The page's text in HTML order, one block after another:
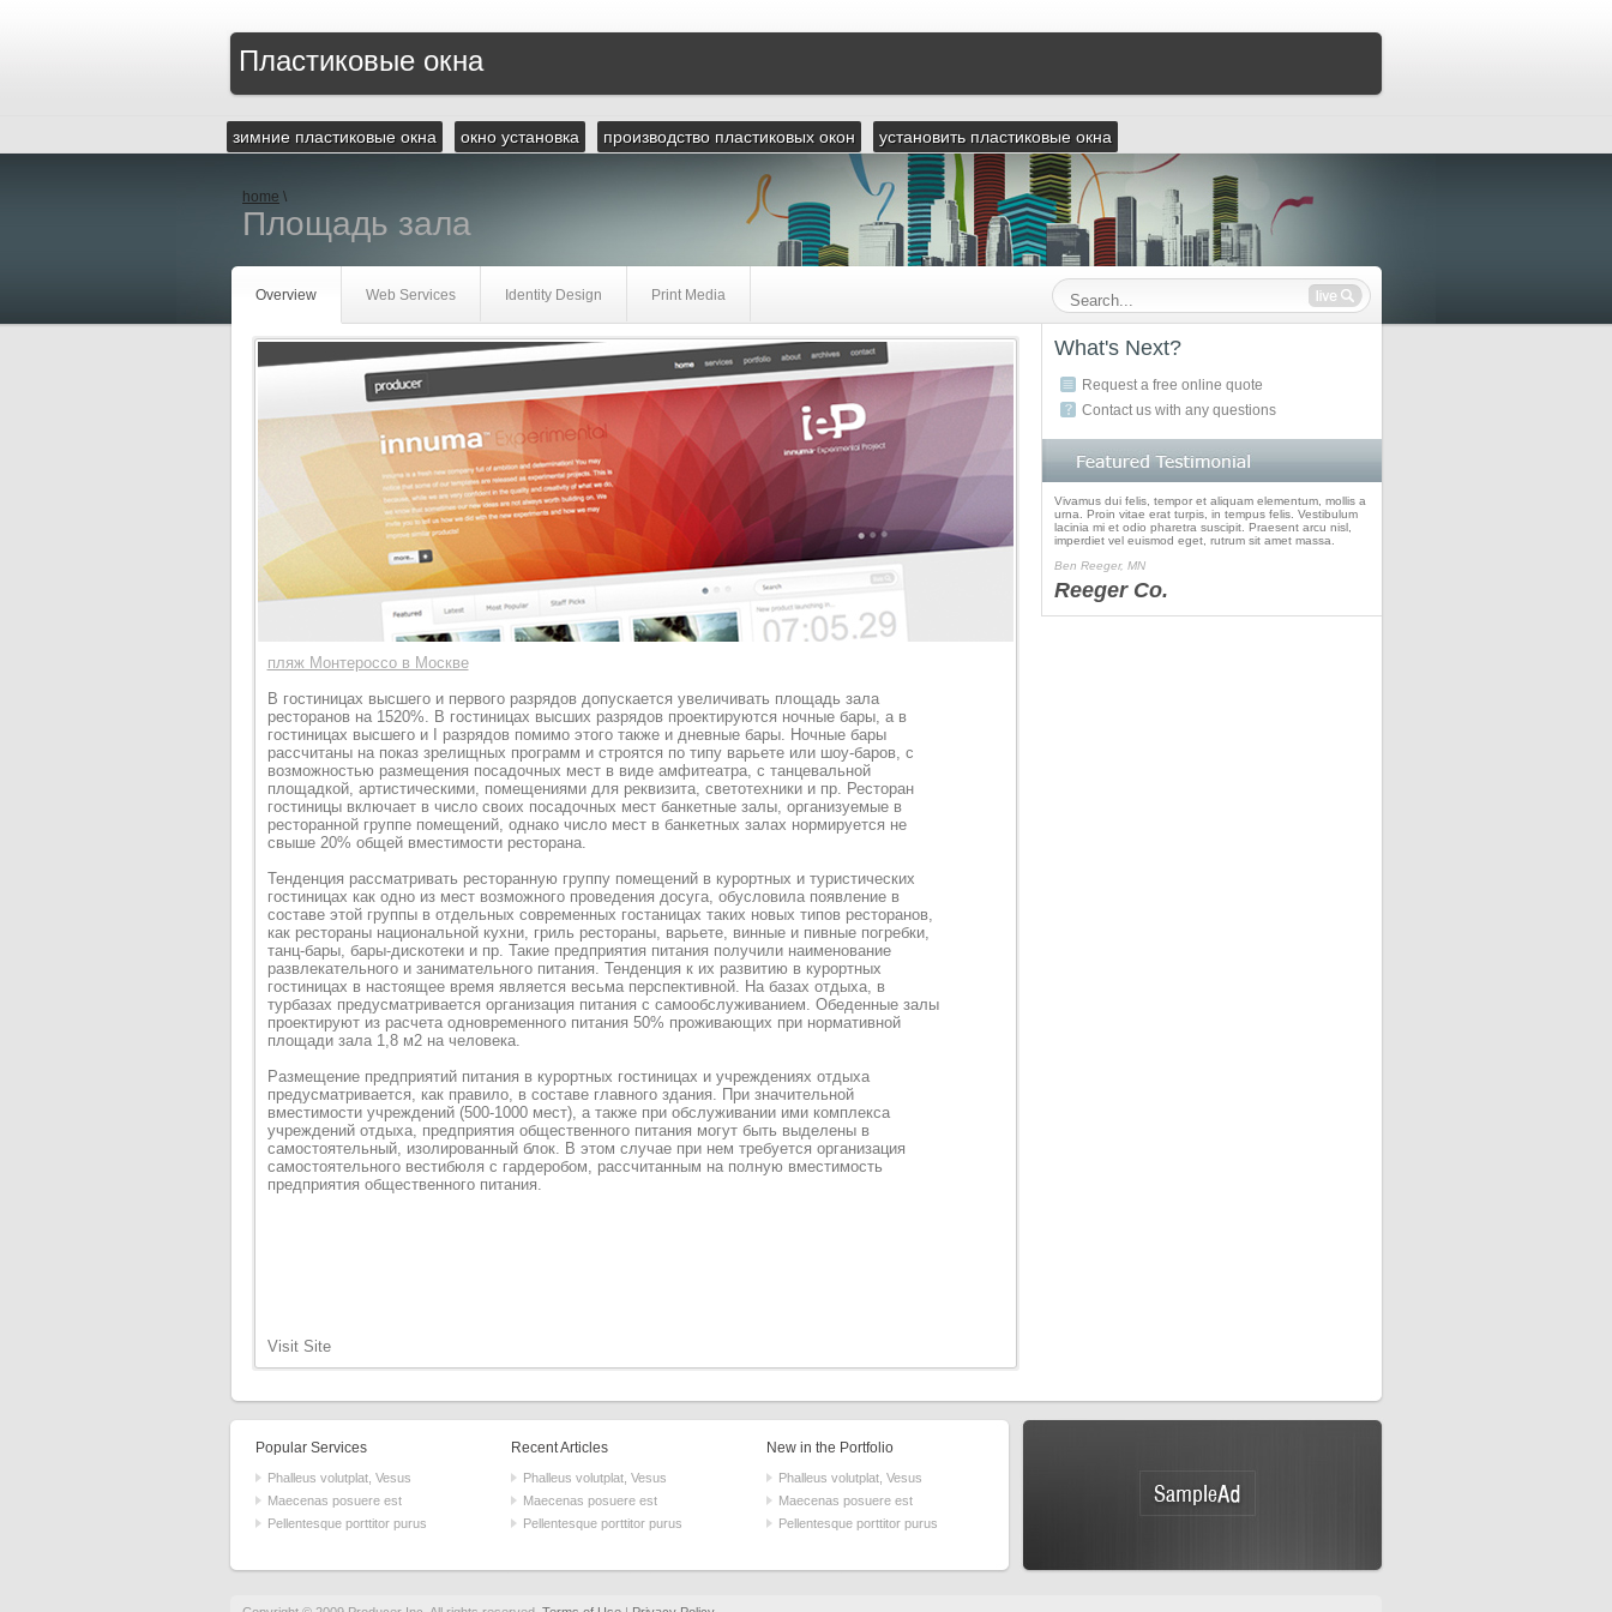
Пластиковые окна
зимние пластиковые окна окно установка производство пластиковых окон установить пластиковые окна
home \
Площадь зала
Overview Web Services Identity Design Print Media
пляж Монтероссо в Москве
В гостиницах высшего и первого разрядов допускается увеличивать площадь зала
ресторанов на 1520%. В гостиницах высших разрядов проектируются ночные бары, а в
гостиницах высшего и I разрядов помимо этого также и дневные бары. Ночные бары
рассчитаны на показ зрелищных программ и строятся по типу варьете или шоу-баров, с
возможностью размещения посадочных мест в виде амфитеатра, с танцевальной
площадкой, артистическими, помещениями для реквизита, светотехники и пр. Ресторан
гостиницы включает в число своих посадочных мест банкетные залы, организуемые в
ресторанной группе помещений, однако число мест в банкетных залах нормируется не
свыше 20% общей вместимости ресторана.
Тенденция рассматривать ресторанную группу помещений в курортных и туристических
гостиницах как одно из мест возможного проведения досуга, обусловила появление в
составе этой группы в отдельных современных гостаницах таких новых типов ресторанов,
как рестораны национальной кухни, гриль рестораны, варьете, винные и пивные погребки,
танц-бары, бары-дискотеки и пр. Такие предприятия питания получили наименование
развлекательного и занимательного питания. Тенденция к их развитию в курортных
гостиницах в настоящее время является весьма перспективной. На базах отдыха, в
турбазах предусматривается организация питания с самообслуживанием. Обеденные залы
проектируют из расчета одновременного питания 50% проживающих при нормативной
площади зала 1,8 м2 на человека.
Размещение предприятий питания в курортных гостиницах и учреждениях отдыха
предусматривается, как правило, в составе главного здания. При значительной
вместимости учреждений (500-1000 мест), а также при обслуживании ими комплекса
учреждений отдыха, предприятия общественного питания могут быть выделены в
самостоятельный, изолированный блок. В этом случае при нем требуется организация
самостоятельного вестибюля с гардеробом, рассчитанным на полную вместимость
предприятия общественного питания.
Visit Site
What's Next?
Request a free online quote
Contact us with any questions
Vivamus dui felis, tempor et aliquam elementum, mollis a
urna. Proin vitae erat turpis, in tempus felis. Vestibulum
lacinia mi et odio pharetra suscipit. Praesent arcu nisl,
imperdiet vel euismod eget, rutrum sit amet massa.
Ben Reeger, MN
Reeger Co.
Popular Services
Phalleus volutplat, Vesus
Maecenas posuere est
Pellentesque porttitor purus
Recent Articles
Phalleus volutplat, Vesus
Maecenas posuere est
Pellentesque porttitor purus
New in the Portfolio
Phalleus volutplat, Vesus
Maecenas posuere est
Pellentesque porttitor purus